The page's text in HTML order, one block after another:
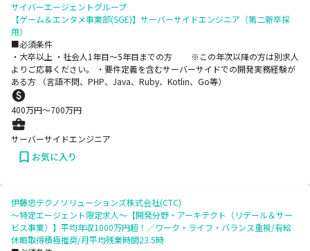
サイバーエージェントグループ
【ゲーム＆エンタメ事業部(SGE)】サーバーサイドエンジニア（第二新卒採
用）
■必須条件
・大卒以上 ・社会人1年目～5年目までの方 ※この年次以降の方は別求人
よりご応募ください。 ・要件定義を含むサーバーサイドでの開発実務経験が
ある方 （言語不問、PHP、Java、Ruby、Kotlin、Go等）
400万円〜700万円
サーバーサイドエンジニア
お気に入り
伊藤忠テクノソリューションズ株式会社(CTC)
～特定エージェント限定求人～【開発分野・アーキテクト（リテール＆サー
ビス事業）】平均年収1000万円超！／ワーク・ライフ・バランス重視/有給
休暇取得積極推奨/月平均残業時間23.5時